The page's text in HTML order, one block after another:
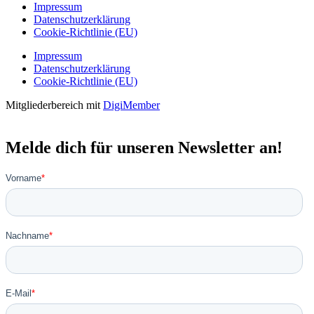
Impressum
Datenschutzerklärung
Cookie-Richtlinie (EU)
Impressum
Datenschutzerklärung
Cookie-Richtlinie (EU)
Mitgliederbereich mit DigiMember
Melde dich für unseren Newsletter an!